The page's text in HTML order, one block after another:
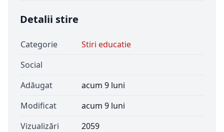
Detalii stire
Categorie
Stiri educatie
Social
Adăugat
acum 9 luni
Modificat
acum 9 luni
Vizualizări
2059